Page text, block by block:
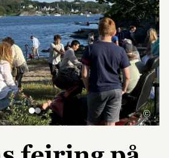
©